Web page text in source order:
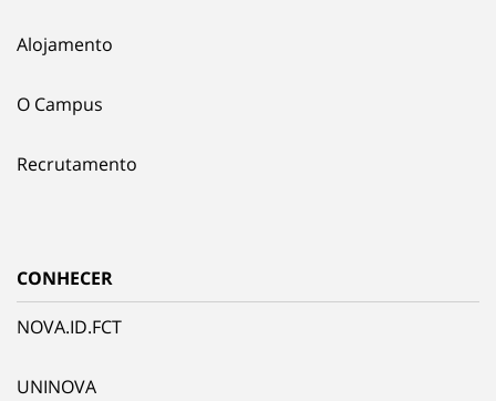
Alojamento
O Campus
Recrutamento
CONHECER
NOVA.ID.FCT
UNINOVA